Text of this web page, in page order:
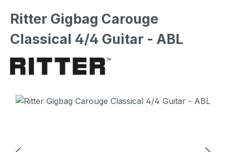
Ritter Gigbag Carouge
Classical 4/4 Guitar - ABL
Bildergalerie überspringen